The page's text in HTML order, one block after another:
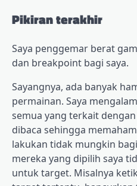
Pikiran terakhir
Saya penggemar berat
dan breakpoint bagi saya.
Sayangnya, ada banyak
permainan. Saya
semua yang terkait
dibaca sehingga
lakukan tidak mungkin
mereka yang dipilih saya
untuk target. Misalnya